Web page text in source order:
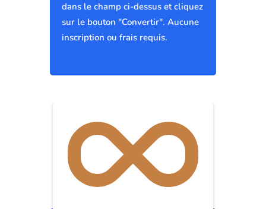
dans le champ ci-dessus et cliquez
sur le bouton "Convertir". Aucune
inscription ou frais requis.